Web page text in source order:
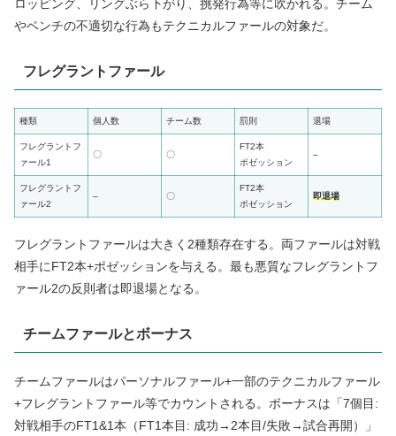
ロッピング、リングぶら下がり、挑発行為等に吹かれる。チーム
やベンチの不適切な行為もテクニカルファールの対象だ。
フレグラントファール
種類 個人数 チーム数 罰則 退場
フレグラントフ
ァール1
〇 〇
FT2本
ポゼッション
–
フレグラントフ
ァール2
– 〇
FT2本
ポゼッション
即退場
フレグラントファールは大きく2種類存在する。両ファールは対戦
相手にFT2本+ポゼッションを与える。最も悪質なフレグラントフ
ァール2の反則者は即退場となる。
チームファールとボーナス
チームファールはパーソナルファール+一部のテクニカルファール
+フレグラントファール等でカウントされる。ボーナスは「7個目:
対戦相手のFT1&1本（FT1本目: 成功→2本目/失敗→試合再開）」